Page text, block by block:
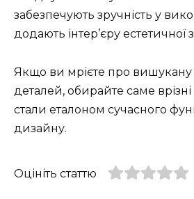
забезпечують зручність у
додають інтер’єру естетичної
Якщо ви мрієте про вишукану
деталей, обирайте саме
стали еталоном сучасного
дизайну.
Оцініть статтю